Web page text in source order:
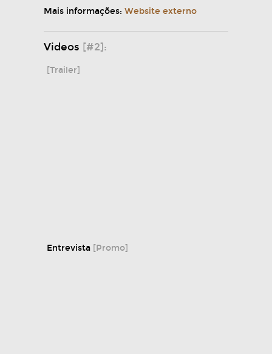
Mais informações: Website externo
Videos [#2]:
[Trailer]
Entrevista [Promo]